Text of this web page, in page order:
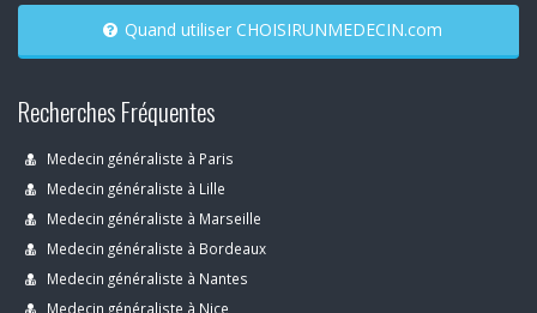
Quand utiliser CHOISIRUNMEDECIN.com
Recherches Fréquentes
Medecin généraliste à Paris
Medecin généraliste à Lille
Medecin généraliste à Marseille
Medecin généraliste à Bordeaux
Medecin généraliste à Nantes
Medecin généraliste à Nice